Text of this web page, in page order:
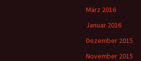
März 2016
Januar 2016
Dezember 2015
November 2015